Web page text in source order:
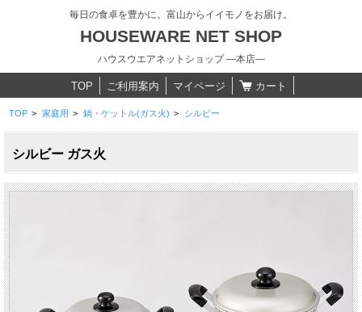
毎日の食卓を豊かに。富山からイイモノをお届け。
HOUSEWARE NET SHOP
ハウスウエアネットショップ ―本店―
TOP ご利用案内 マイページ カート
TOP > 家庭用 > 鍋・ケットル(ガス火) > シルビー
シルビー ガス火